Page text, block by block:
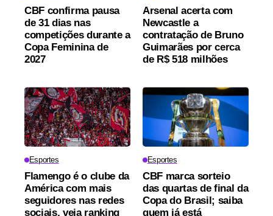
CBF confirma pausa
de 31 dias nas
competições durante a
Copa Feminina de
2027
Arsenal acerta com
Newcastle a
contratação de Bruno
Guimarães por cerca
de R$ 518 milhões
Esportes
Flamengo é o clube da
América com mais
seguidores nas redes
sociais, veja ranking
Esportes
CBF marca sorteio
das quartas de final da
Copa do Brasil; saiba
quem já está